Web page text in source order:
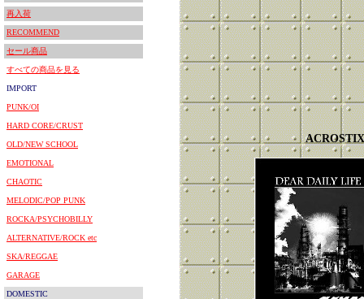
再入荷
RECOMMEND
セール商品
すべての商品を見る
IMPORT
PUNK/OI
HARD CORE/CRUST
OLD/NEW SCHOOL
EMOTIONAL
CHAOTIC
MELODIC/POP PUNK
ROCKA/PSYCHOBILLY
ALTERNATIVE/ROCK etc
SKA/REGGAE
GARAGE
DOMESTIC
ACROSTIX